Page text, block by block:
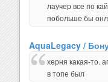
лаучер все по
побольше бы
AquaLegacy /
херня какая-то.
в топе был